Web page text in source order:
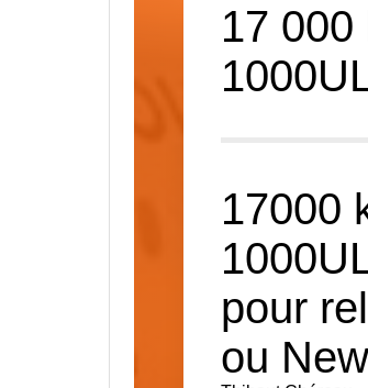
17 000
17000
pour
ou